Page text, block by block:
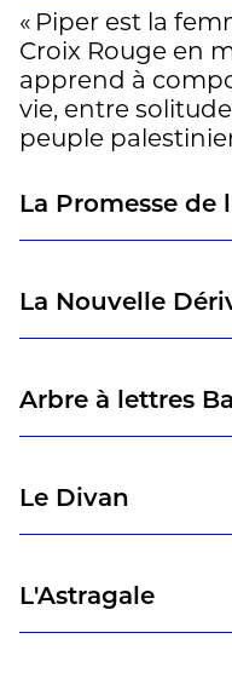
« Piper est la
Croix Rouge en
apprend à
vie, entre
peuple
La Promesse de
La Nouvelle
Arbre à lettres
Le Divan
L'Astragale